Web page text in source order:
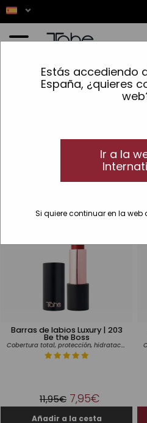
Estás accediendo
España, ¿quieres
Ir a la
Si quiere continuar en la web
✨ LOS
Barras
Barras de labios a
Descubre nuestras líneas de
Barras de labios Luxury | 203
Be the Boss
Cobertura total, protección, hidratación
-33 %
11,95€ 7,95€